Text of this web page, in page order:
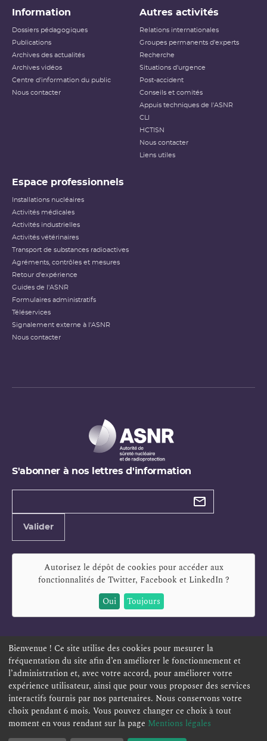
Information
Dossiers pédagogiques
Publications
Archives des actualités
Archives vidéos
Centre d'information du public
Nous contacter
Autres activités
Relations internationales
Groupes permanents d'experts
Recherche
Situations d'urgence
Post-accident
Conseils et comités
Appuis techniques de l'ASNR
CLI
HCTISN
Nous contacter
Liens utiles
Espace professionnels
Installations nucléaires
Activités médicales
Activités industrielles
Activités vétérinaires
Transport de substances radioactives
Agréments, contrôles et mesures
Retour d'expérience
Guides de l'ASNR
Formulaires administratifs
Téléservices
Signalement externe à l'ASNR
Nous contacter
S'abonner à nos lettres d'information
Types de
Valider
Autorisez le dépôt de cookies pour accéder aux
fonctionnalités de Twitter, Facebook et LinkedIn?
Oui
Toujours
ESPACE PERSONNEL OFFRES D'EMPLOI SIGNALEMENT
TÉLÉSERVICES PLAN DU SITE
ACCESSIBILITÉ POLITIQUE DE CONFIDENTIALITÉ
MENTIONS LÉGALES CONTACT
Bienvenue ! Ce site utilise des cookies pour mesurer la
fréquentation du site afin d’en améliorer le fonctionnement et
l’administration et, avec votre accord, pour améliorer votre
expérience utilisateur, ainsi que pour vous proposer des services
interactifs fournis par nos partenaires. Nous conservons votre
choix pendant 6 mois. Vous pouvez changer ce choix à tout
moment en vous rendant sur la page Mentions légales